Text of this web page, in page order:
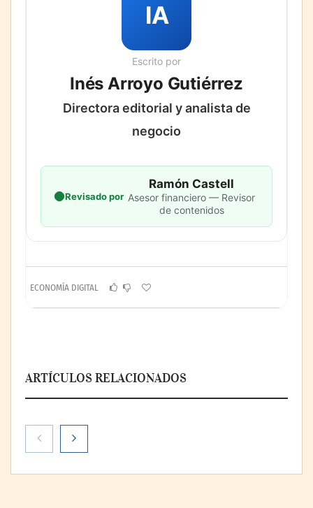
IA
Escrito por
Inés Arroyo Gutiérrez
Directora editorial y analista de
negocio
Revisado por
Ramón Castell
Asesor financiero — Revisor
de contenidos
ECONOMÍA DIGITAL
ARTÍCULOS RELACIONADOS